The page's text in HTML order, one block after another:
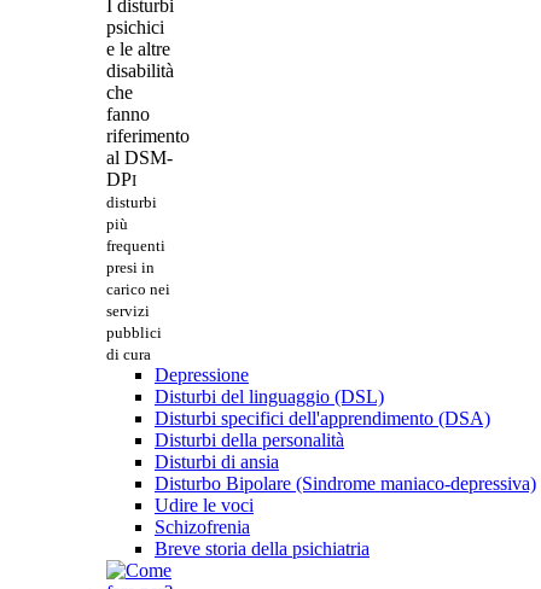
I disturbi
psichici
e le altre
disabilità
che
fanno
riferimento
al DSM-
DPI
disturbi
più
frequenti
presi in
carico nei
servizi
pubblici
di cura
Depressione
Disturbi del linguaggio (DSL)
Disturbi specifici dell'apprendimento (DSA)
Disturbi della personalità
Disturbi di ansia
Disturbo Bipolare (Sindrome maniaco-depressiva)
Udire le voci
Schizofrenia
Breve storia della psichiatria